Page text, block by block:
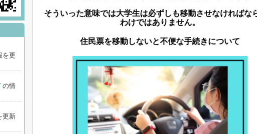
そういった意味では大学生は必ずしも移動させなければな
わけではありません。
住民票を移動しないと不便な手続きについて
を更
の情
更新